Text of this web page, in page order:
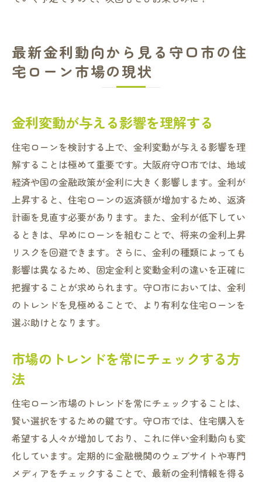
最新金利動向から見る守口市の住
宅ローン市場の現状
金利変動が与える影響を理解する
住宅ローンを検討する上で、金利変動が与える影響を理
解することは極めて重要です。大阪府守口市では、地域
経済や国の金融政策が金利に大きく影響します。金利が
上昇すると、住宅ローンの返済額が増加するため、返済
計画を見直す必要があります。また、金利が低下してい
るときは、早めにローンを組むことで、将来の金利上昇
リスクを回避できます。さらに、金利の種類によっても
影響は異なるため、固定金利と変動金利の違いを正確に
把握することが求められます。守口市においては、金利
のトレンドを見極めることで、より有利な住宅ローンを
選ぶ助けとなります。
市場のトレンドを常にチェックする方
法
住宅ローン市場のトレンドを常にチェックすることは、
賢い選択をするための鍵です。守口市では、住宅購入を
希望する人々が増加しており、これに伴い金利動向も変
化しています。定期的に金融機関のウェブサイトや専門
メディアをチェックすることで、最新の金利情報を得る